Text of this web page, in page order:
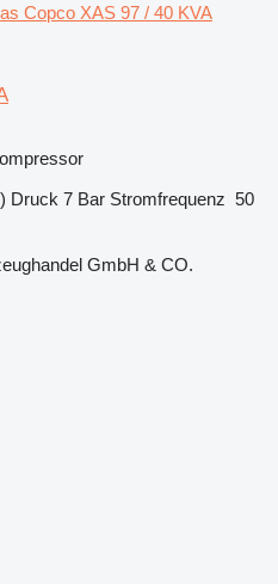
Copco XAS 97 / 40 KVA
Druck 7 Bar Stromfrequenz 50
GmbH & CO.